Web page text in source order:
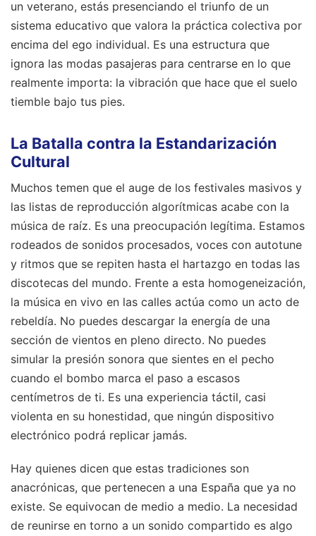
un veterano, estás presenciando el triunfo de un
sistema educativo que valora la práctica colectiva por
encima del ego individual. Es una estructura que
ignora las modas pasajeras para centrarse en lo que
realmente importa: la vibración que hace que el suelo
tiemble bajo tus pies.
La Batalla contra la Estandarización
Cultural
Muchos temen que el auge de los festivales masivos y
las listas de reproducción algorítmicas acabe con la
música de raíz. Es una preocupación legítima. Estamos
rodeados de sonidos procesados, voces con autotune
y ritmos que se repiten hasta el hartazgo en todas las
discotecas del mundo. Frente a esta homogeneización,
la música en vivo en las calles actúa como un acto de
rebeldía. No puedes descargar la energía de una
sección de vientos en pleno directo. No puedes
simular la presión sonora que sientes en el pecho
cuando el bombo marca el paso a escasos
centímetros de ti. Es una experiencia táctil, casi
violenta en su honestidad, que ningún dispositivo
electrónico podrá replicar jamás.
Hay quienes dicen que estas tradiciones son
anacrónicas, que pertenecen a una España que ya no
existe. Se equivocan de medio a medio. La necesidad
de reunirse en torno a un sonido compartido es algo